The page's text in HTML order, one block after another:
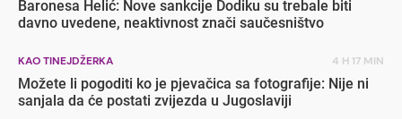
Baronesa Helić: Nove sankcije Dodiku su trebale biti
davno uvedene, neaktivnost znači saučesništvo
KAO TINEJDŽERKA 4 H 17 MIN
Možete li pogoditi ko je pjevačica sa fotografije: Nije ni
sanjala da će postati zvijezda u Jugoslaviji